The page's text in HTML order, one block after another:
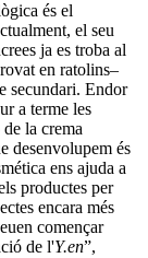
és el
el seu
ja es troba al
en ratolins–
secundari. Endor
a terme les
la crema
desenvolupem és
ens ajuda a
productes per
encara més
començar
de l'Y.en”,